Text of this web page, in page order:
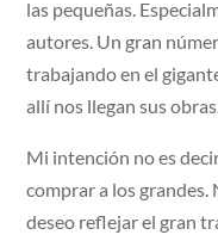
las pequeñas.
autores. Un gran
trabajando en el
allí nos llegan sus
Mi intención no es
comprar a los grandes.
deseo reflejar el gran